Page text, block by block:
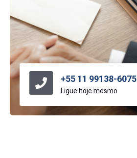
+55 11 99138-6075
Ligue hoje mesmo